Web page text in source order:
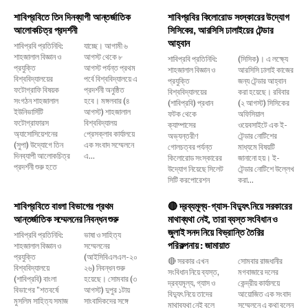
শাবিপ্রবিতে তিন দিনব্যাপী আন্তর্জাতিক
আলোকচিত্র প্রদর্শনী
শাবিপ্রবি প্রতিনিধি:
শাহজালাল বিজ্ঞান ও
প্রযুক্তি
বিশ্ববিদ্যালয়ের
ফটোগ্রাফি বিষয়ক
সংগঠন শাহজালাল
ইউনিভার্সিটি
ফটোগ্রাফারস
অ্যাসোসিয়েশনের
(সুপা) উদ্যোগে তিন
দিনব্যাপী আলোকচিত্র
প্রদর্শনী শুরু হতে
যাচ্ছে। আগামী ৬
আগস্ট থেকে ৮
আগস্ট পর্যন্ত প্রথম
পর্বে বিশ্ববিদ্যালয়ে এ
প্রদর্শনী অনুষ্ঠিত
হবে। মঙ্গলবার (৪
আগস্ট) শাহজালাল
বিশ্ববিদ্যালয়
প্রেসক্লাব কার্যালয়ে
এক সংবাদ সম্মেলনে
এ...
শাবিপ্রবির কিলোরোড সংস্কারের উদ্যোগ
সিসিকের, আরসিসি ঢালাইয়ের টেন্ডার
আহ্বান
শাবিপ্রবি প্রতিনিধি:
শাহজালাল বিজ্ঞান ও
প্রযুক্তি
বিশ্ববিদ্যালয়ের
(শাবিপ্রবি) প্রধান
ফটক থেকে
ক্যাম্পাসের
অভ্যন্তরীণ
গোলচত্বর পর্যন্ত
কিলোরোড সংস্কারের
উদ্যোগ নিয়েছে সিলেট
সিটি করপোরেশন
(সিসিক)। এ লক্ষ্যে
আরসিসি ঢালাই কাজের
জন্য টেন্ডার আহ্বান
করা হয়েছে। রবিবার
(২ আগস্ট) সিসিকের
অফিসিয়াল
ওয়েবসাইটে এক ই-
টেন্ডার নোটিশের
মাধ্যমে বিষয়টি
জানানো হয়। ই-
টেন্ডার নোটিশে উল্লেখ
করা...
শাবিপ্রবিতে বাংলা বিভাগের প্রথম
আন্তর্জাতিক সম্মেলনের নিবন্ধন শুরু
শাবিপ্রবি প্রতিনিধি:
শাহজালাল বিজ্ঞান ও
প্রযুক্তি
বিশ্ববিদ্যালয়ে
(শাবিপ্রবি) বাংলা
বিভাগের "শতবর্ষে
মুসলিম সাহিত্য সমাজ
ভাষা ও সাহিত্য
সম্মেলনের
(আইসিবিএলএল-২০
২৬) নিবন্ধন শুরু
হয়েছে। সোমবার (৩
আগস্ট) দুপুর ১টায়
সাংবাদিকদের সঙ্গে
🔴 দ্রব্যমূল্য-গ্যাস-বিদ্যুৎ নিয়ে সরকারের
মাথাব্যথা নেই, তারা ব্যস্ত সংবিধান ও
জুলাই সনদ নিয়ে বিভ্রান্তি তৈরির
পরিকল্পনায় : জামায়াত
🔴 সরকার এখন
সংবিধান নিয়ে ব্যস্ত,
দ্রব্যমূল্য, গ্যাস ও
বিদ্যুৎ নিয়ে তাদের
মাথাব্যথা নেই বলে
সোমবার রাজধানীর
মগবাজারে দলের
কেন্দ্রীয় কার্যালয়ে
আয়োজিত এক সংবাদ
সম্মেলনে এ কথা বলেন